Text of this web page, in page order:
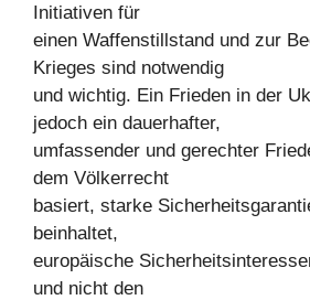
Initiativen für
einen Waffenstillstand und zur
Krieges sind notwendig
und wichtig. Ein Frieden in der
jedoch ein dauerhafter,
umfassender und gerechter
dem Völkerrecht
basiert, starke
beinhaltet,
europäische
und nicht den